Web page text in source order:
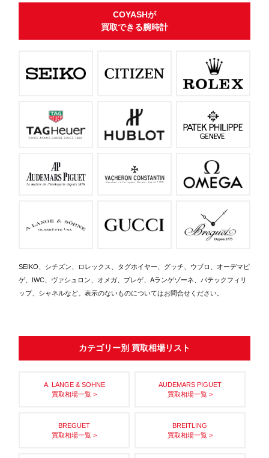
COYASHが
買取できる腕時計
SEIKO、シチズン、ロレックス、タグホイヤー、グッチ、ウブロ、オーデマピ
ゲ、IWC、ヴァシュロン、オメガ、プレゲ、Aランゲゾーネ、パテックフィリ
ップ、シャネルなど。表示のないものについてはお問合せください。
カテゴリー別 買取相場リスト
A. LANGE & SOHNE
買取相場一覧 >
AUDEMARS PIGUET
買取相場一覧 >
BREGUET
買取相場一覧 >
BREITLING
買取相場一覧 >